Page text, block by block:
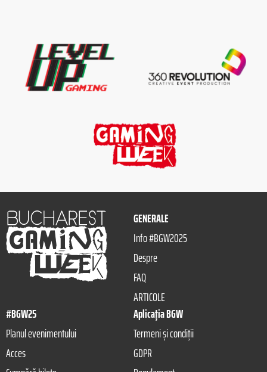
GENERALE
Info #BGW2025
Despre
FAQ
ARTICOLE
#BGW25
Planul evenimentului
Acces
Aplicația BGW
Termeni și condiții
GDPR